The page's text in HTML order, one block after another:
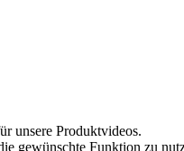
unsere Produktvideos.
gewünschte Funktion zu